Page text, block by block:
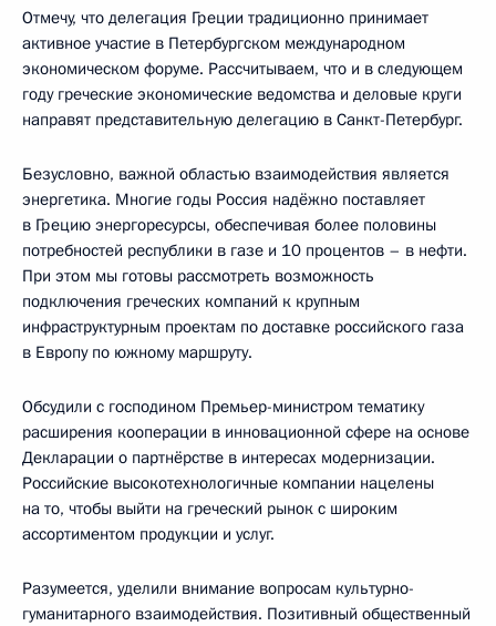
Отмечу, что делегация Греции традиционно принимает
активное участие в Петербургском международном
экономическом форуме. Рассчитываем, что и в следующем
году греческие экономические ведомства и деловые круги
направят представительную делегацию в Санкт-Петербург.
Безусловно, важной областью взаимодействия является
энергетика. Многие годы Россия надёжно поставляет
в Грецию энергоресурсы, обеспечивая более половины
потребностей республики в газе и 10 процентов – в нефти.
При этом мы готовы рассмотреть возможность
подключения греческих компаний к крупным
инфраструктурным проектам по доставке российского газа
в Европу по южному маршруту.
Обсудили с господином Премьер-министром тематику
расширения кооперации в инновационной сфере на основе
Декларации о партнёрстве в интересах модернизации.
Российские высокотехнологичные компании нацелены
на то, чтобы выйти на греческий рынок с широким
ассортиментом продукции и услуг.
Разумеется, уделили внимание вопросам культурно-
гуманитарного взаимодействия. Позитивный общественный